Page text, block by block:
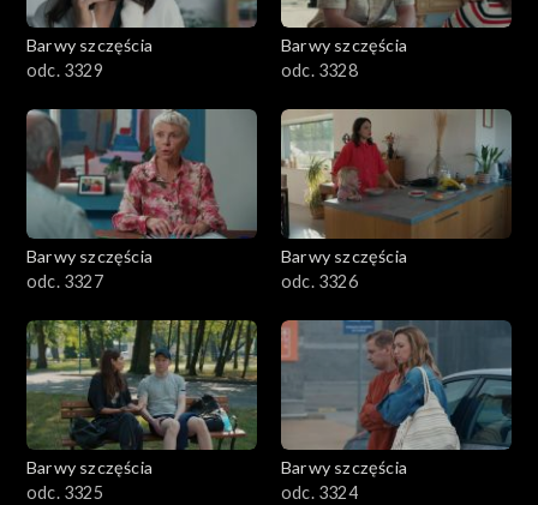
Barwy szczęścia
odc. 3329
Barwy szczęścia
odc. 3328
Barwy szczęścia
odc. 3327
Barwy szczęścia
odc. 3326
Barwy szczęścia
odc. 3325
Barwy szczęścia
odc. 3324